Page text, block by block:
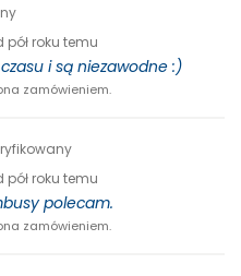
pół roku temu
i są niezawodne :)
zamówieniem.
pół roku temu
polecam.
zamówieniem.